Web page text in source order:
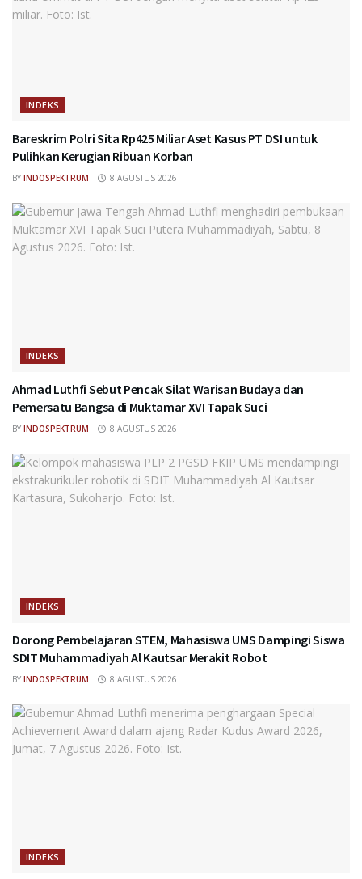
INDEKS
Bareskrim Polri Sita Rp425 Miliar Aset Kasus PT DSI untuk
Pulihkan Kerugian Ribuan Korban
BY INDOSPEKTRUM 8 AGUSTUS 2026
INDEKS
Ahmad Luthfi Sebut Pencak Silat Warisan Budaya dan
Pemersatu Bangsa di Muktamar XVI Tapak Suci
BY INDOSPEKTRUM 8 AGUSTUS 2026
INDEKS
Dorong Pembelajaran STEM, Mahasiswa UMS Dampingi Siswa
SDIT Muhammadiyah Al Kautsar Merakit Robot
BY INDOSPEKTRUM 8 AGUSTUS 2026
INDEKS